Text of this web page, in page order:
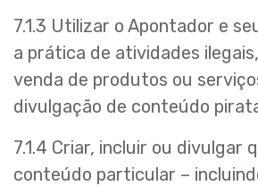
7.1.3 Utilizar o Apontador e
a prática de atividades
venda de produtos ou
divulgação de conteúdo
7.1.4 Criar, incluir ou divulgar
conteúdo particular –